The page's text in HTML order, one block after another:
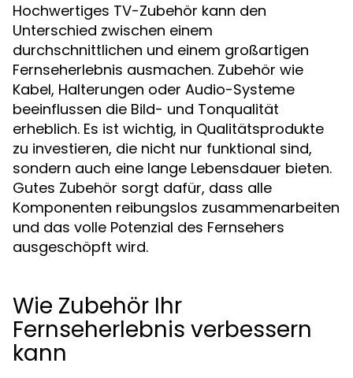
Hochwertiges TV-Zubehör kann den
Unterschied zwischen einem
durchschnittlichen und einem großartigen
Fernseherlebnis ausmachen. Zubehör wie
Kabel, Halterungen oder Audio-Systeme
beeinflussen die Bild- und Tonqualität
erheblich. Es ist wichtig, in Qualitätsprodukte
zu investieren, die nicht nur funktional sind,
sondern auch eine lange Lebensdauer bieten.
Gutes Zubehör sorgt dafür, dass alle
Komponenten reibungslos zusammenarbeiten
und das volle Potenzial des Fernsehers
ausgeschöpft wird.
Wie Zubehör Ihr
Fernseherlebnis verbessern
kann